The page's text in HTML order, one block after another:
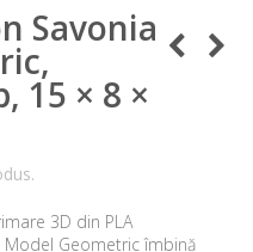
Savonia
15 × 8 ×
3D din PLA
Geometric îmbină